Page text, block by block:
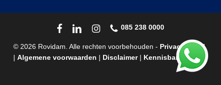
© 2026 Rovidam. Alle rechten voorbehouden - Privacybeleid
| Algemene voorwaarden | Disclaimer| Kennisbank
085 238 0000